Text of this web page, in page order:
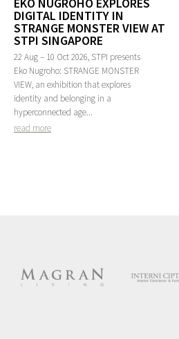
DIGITAL IDENTITY IN
STRANGE MONSTER VIEW AT
STPI SINGAPORE
22 Aug – 10 Oct 2026, STPI presents
Eko Nugroho: STRANGE MONSTER
VIEW, an exhibition that explores
identity and belonging in a
hyperconnected age...
read more